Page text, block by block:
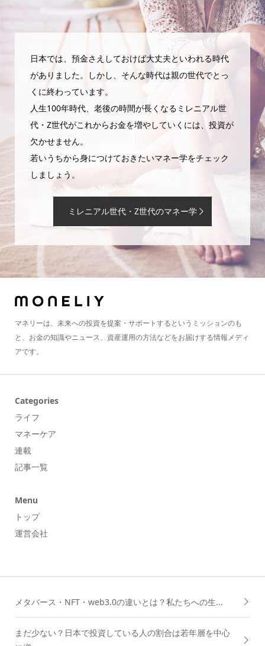
日本では、預金さえしておけば大丈夫といわれる時代
がありました。しかし、そんな時代は親の世代でとっ
くに終わっています。
人生100年時代、老後の時間が長くなるミレニアル世
代・Z世代がこれからお金を増やしていくには、投資が
欠かせません。
若いうちから身につけておきたいマネー学をチェック
しましょう。
ミレニアル世代・Z世代のマネー学
マネリーは、未来への投資を提案・サポートするというミッションのも
と、お金の知識やニュース、資産運用の方法などをお届けする情報メディ
アです。
Categories
ライフ
マネーケア
連載
記事一覧
Menu
トップ
運営会社
メタバース・NFT・web3.0の違いとは？私たちへの生...
まだ少ない？日本で投資している人の割合は若年層を中心